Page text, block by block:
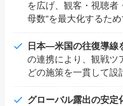
を広げ、観客・視聴者
母数”を最大化するため
日本―米国の往復導線
の連携により、観戦ツ
どの施策を一貫して設
グローバル露出の安定